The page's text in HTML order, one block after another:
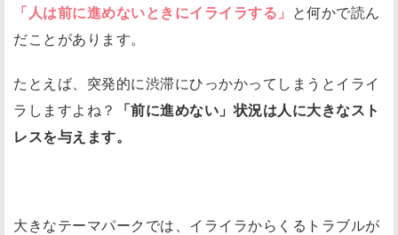
「人は前に進めないときにイライラする」
と何かで読ん
だことがあります。
たとえば、突発的に渋滞にひっかかってしまうとイライ
ラしますよね？
「前に進めない」状況は人に大きなスト
レスを与えます。
大きなテーマパークでは、イライラからくるトラブルが